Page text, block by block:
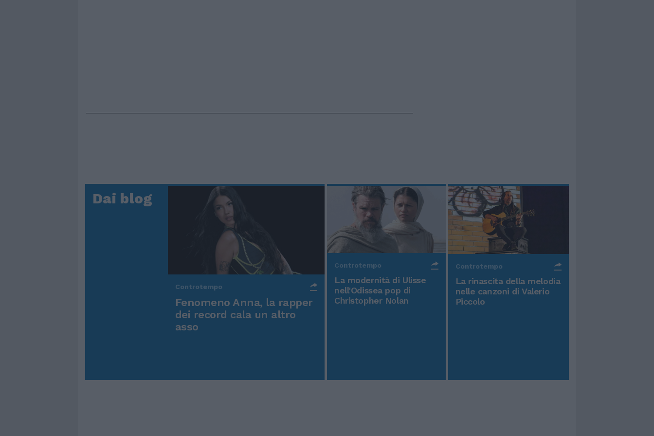
Dai blog
Controtempo
Fenomeno Anna, la rapper
dei record cala un altro
asso
Controtempo
La modernità di Ulisse
nell'Odissea pop di
Christopher Nolan
Controtempo
La rinascita della melodia
nelle canzoni di Valerio
Piccolo